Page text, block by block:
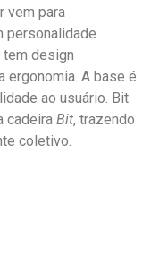
vem para
personalidade
design
ergonomia. A base é
ao usuário. Bit
cadeira Bit, trazendo
coletivo.